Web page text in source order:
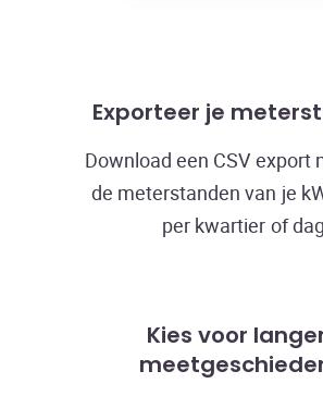
Exporteer je
Download een CSV export
de meterstanden van je
per kwartier of dag
Kies voor